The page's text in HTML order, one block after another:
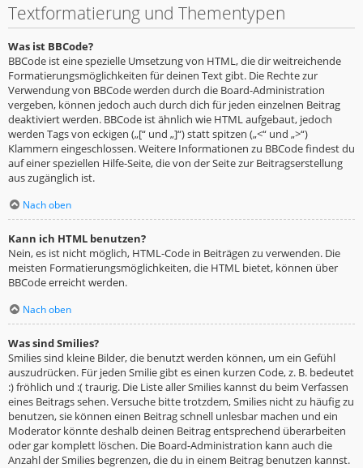
Textformatierung und Thementypen
Was ist BBCode?
BBCode ist eine spezielle Umsetzung von HTML, die dir weitreichende
Formatierungsmöglichkeiten für deinen Text gibt. Die Rechte zur
Verwendung von BBCode werden durch die Board-Administration
vergeben, können jedoch auch durch dich für jeden einzelnen Beitrag
deaktiviert werden. BBCode ist ähnlich wie HTML aufgebaut, jedoch
werden Tags von eckigen („[“ und „]“) statt spitzen („<“ und „>“)
Klammern eingeschlossen. Weitere Informationen zu BBCode findest du
auf einer speziellen Hilfe-Seite, die von der Seite zur Beitragserstellung
aus zugänglich ist.
Nach oben
Kann ich HTML benutzen?
Nein, es ist nicht möglich, HTML-Code in Beiträgen zu verwenden. Die
meisten Formatierungsmöglichkeiten, die HTML bietet, können über
BBCode erreicht werden.
Nach oben
Was sind Smilies?
Smilies sind kleine Bilder, die benutzt werden können, um ein Gefühl
auszudrücken. Für jeden Smilie gibt es einen kurzen Code, z. B. bedeutet
:) fröhlich und :( traurig. Die Liste aller Smilies kannst du beim Verfassen
eines Beitrags sehen. Versuche bitte trotzdem, Smilies nicht zu häufig zu
benutzen, sie können einen Beitrag schnell unlesbar machen und ein
Moderator könnte deshalb deinen Beitrag entsprechend überarbeiten
oder gar komplett löschen. Die Board-Administration kann auch die
Anzahl der Smilies begrenzen, die du in einem Beitrag benutzen kannst.